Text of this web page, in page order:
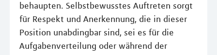
behaupten. Selbstbewusstes Auftreten sorgt
für Respekt und Anerkennung, die in dieser
Position unabdingbar sind, sei es für die
Aufgabenverteilung oder während der